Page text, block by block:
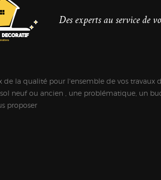
Des experts au service de
de la qualité pour l'ensemble de vos travaux
neuf ou ancien , une problématique, un
proposer